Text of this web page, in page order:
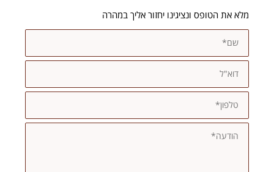
מלא את הטופס ונציגינו יחזור אליך במהרה